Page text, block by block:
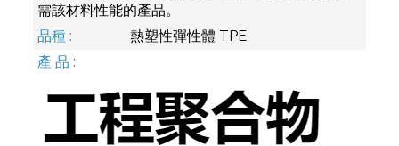
需該材料性能的產品。
熱塑性彈性體 TPE